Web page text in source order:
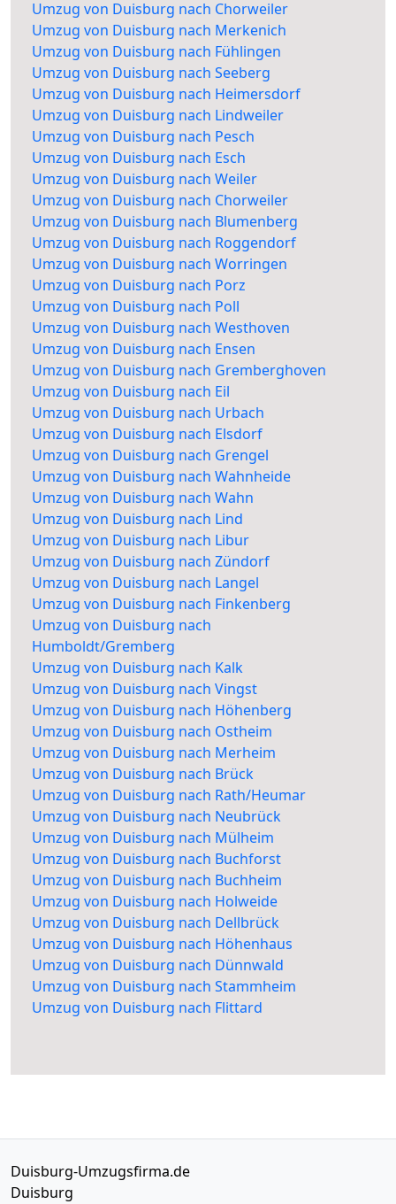
Umzug von Duisburg nach Chorweiler
Umzug von Duisburg nach Merkenich
Umzug von Duisburg nach Fühlingen
Umzug von Duisburg nach Seeberg
Umzug von Duisburg nach Heimersdorf
Umzug von Duisburg nach Lindweiler
Umzug von Duisburg nach Pesch
Umzug von Duisburg nach Esch
Umzug von Duisburg nach Weiler
Umzug von Duisburg nach Chorweiler
Umzug von Duisburg nach Blumenberg
Umzug von Duisburg nach Roggendorf
Umzug von Duisburg nach Worringen
Umzug von Duisburg nach Porz
Umzug von Duisburg nach Poll
Umzug von Duisburg nach Westhoven
Umzug von Duisburg nach Ensen
Umzug von Duisburg nach Gremberghoven
Umzug von Duisburg nach Eil
Umzug von Duisburg nach Urbach
Umzug von Duisburg nach Elsdorf
Umzug von Duisburg nach Grengel
Umzug von Duisburg nach Wahnheide
Umzug von Duisburg nach Wahn
Umzug von Duisburg nach Lind
Umzug von Duisburg nach Libur
Umzug von Duisburg nach Zündorf
Umzug von Duisburg nach Langel
Umzug von Duisburg nach Finkenberg
Umzug von Duisburg nach
Humboldt/Gremberg
Umzug von Duisburg nach Kalk
Umzug von Duisburg nach Vingst
Umzug von Duisburg nach Höhenberg
Umzug von Duisburg nach Ostheim
Umzug von Duisburg nach Merheim
Umzug von Duisburg nach Brück
Umzug von Duisburg nach Rath/Heumar
Umzug von Duisburg nach Neubrück
Umzug von Duisburg nach Mülheim
Umzug von Duisburg nach Buchforst
Umzug von Duisburg nach Buchheim
Umzug von Duisburg nach Holweide
Umzug von Duisburg nach Dellbrück
Umzug von Duisburg nach Höhenhaus
Umzug von Duisburg nach Dünnwald
Umzug von Duisburg nach Stammheim
Umzug von Duisburg nach Flittard
Duisburg-Umzugsfirma.de
Duisburg